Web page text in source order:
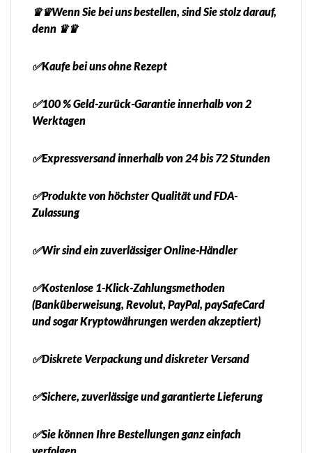
♛♛Wenn Sie bei uns bestellen, sind Sie stolz darauf,
denn ♛♛
✅Kaufe bei uns ohne Rezept
✅100 % Geld-zurück-Garantie innerhalb von 2
Werktagen
✅Expressversand innerhalb von 24 bis 72 Stunden
✅Produkte von höchster Qualität und FDA-
Zulassung
✅Wir sind ein zuverlässiger Online-Händler
✅Kostenlose 1-Klick-Zahlungsmethoden
(Banküberweisung, Revolut, PayPal, paySafeCard
und sogar Kryptowährungen werden akzeptiert)
✅Diskrete Verpackung und diskreter Versand
✅Sichere, zuverlässige und garantierte Lieferung
✅Sie können Ihre Bestellungen ganz einfach